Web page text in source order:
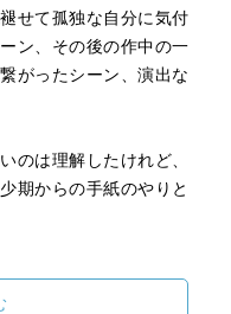
せて孤独な自分に気付
ン、その後の作中の一
がったシーン、演出な
のは理解したけれど、
期からの手紙のやりと
ルズ、タトゥー男やア